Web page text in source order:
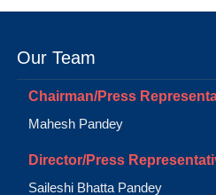
Our Team
Chairman/Press
Mahesh Pandey
Director/Press
Saileshi Bhatta Pandey